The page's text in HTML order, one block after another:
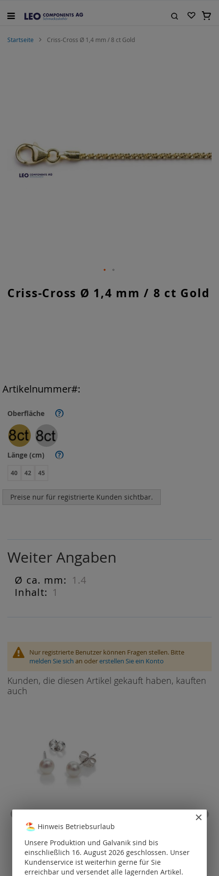
Inhalt
Startseite Criss-Cross Ø 1,4 mm / 8 ct Gold
Criss-Cross Ø 1,4 mm / 8 ct Gold
Oberfläche ?
Länge (cm) ?
40 42 45
Preise nur für registrierte Kunden sichtbar.
Artikelnummer
Anfang
Weiter Angaben
Weiter
Angaben
1.4
1
Nur registrierte Benutzer können Fragen stellen. Bitte
melden Sie sich an odererstellen Sie ein Konto
Kunden, die diesen Artikel gekauft haben, kauften
auch
Silber
Preise nur für
registrierte
Kunden
sichtbar.
Hinweis Betriebsurlaub
Unsere Produktion und Galvanik sind bis
einschließlich 16. August 2026 geschlossen. Unser
Kundenservice ist weiterhin gerne für Sie
erreichbar und versendet alle lagernden Artikel.